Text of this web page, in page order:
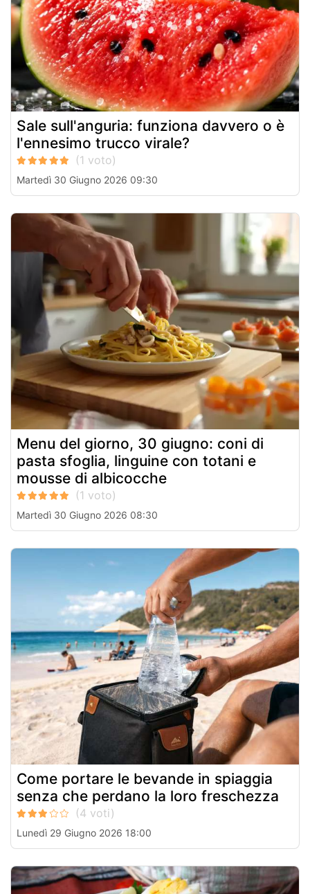
Sale sull'anguria: funziona davvero o è
l'ennesimo trucco virale?
Martedì 30 Giugno 2026 09:30
Menu del giorno, 30 giugno: coni di
pasta sfoglia, linguine con totani e
mousse di albicocche
Martedì 30 Giugno 2026 08:30
Come portare le bevande in spiaggia
senza che perdano la loro freschezza
Lunedì 29 Giugno 2026 18:00